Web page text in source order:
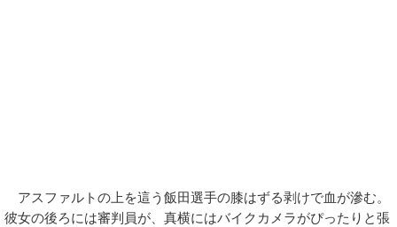
アスファルトの上を這う飯田選手の膝はずる剥けで血が滲む。
彼女の後ろには審判員が、真横にはバイクカメラがぴったりと張